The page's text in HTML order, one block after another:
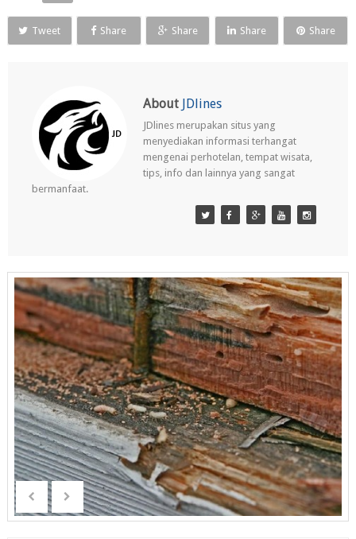
Tweet Share Share Share Share
About JDlines
JDlines merupakan situs yang
menyediakan informasi terhangat
mengenai perhotelan, tempat wisata,
tips, info dan lainnya yang sangat
bermanfaat.